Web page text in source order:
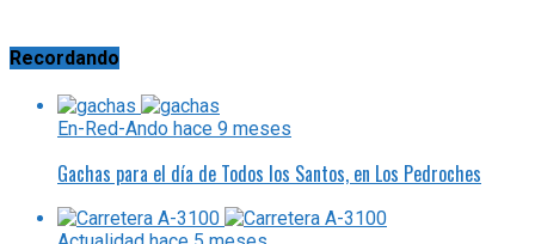
Recordando
En-Red-Ando hace 9 meses
Gachas para el día de Todos los Santos, en Los Pedroches